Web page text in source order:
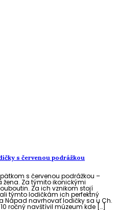
s červenou podrážkou
s červenou podrážkou –
Za týmito ikonickými
Za ich vznikom stojí
týmto lodičkám ich perfektný
Nápad navrhovať lodičky sa u Ch.
ročný navštívil múzeum kde […]